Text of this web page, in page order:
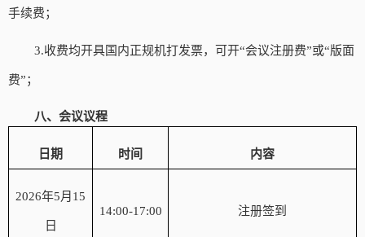
手续费；
3.收费均开具国内正规机打发票，可开“会议注册费”或“版面
费”；
八、会议议程
日期 时间 内容
2026年5月15
日
14:00-1 7:00 注册签到